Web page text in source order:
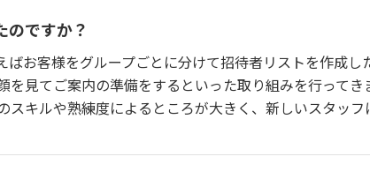
のですか？
ばお客様をグループごとに分けて招待者リストを作成
を見てご案内の準備をするといった取り組みを行って
スキルや熟練度によるところが大きく、新しいスタッ